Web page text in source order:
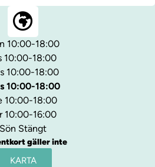
10:00-18:00
10:00-18:00
10:00-18:00
10:00-18:00
10:00-18:00
10:00-16:00
Sön Stängt
gäller inte
KARTA